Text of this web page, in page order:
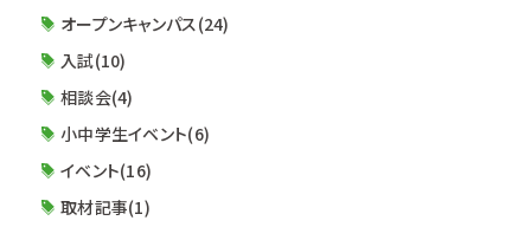
オープンキャンパス(24)
入試(10)
相談会(4)
小中学生イベント(6)
イベント(16)
取材記事(1)